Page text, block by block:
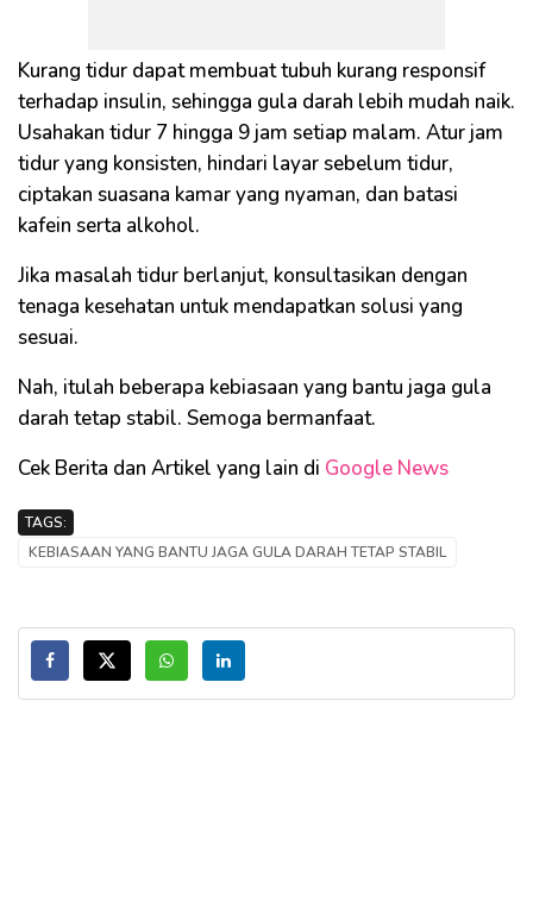
Kurang tidur dapat membuat tubuh kurang responsif
terhadap insulin, sehingga gula darah lebih mudah naik.
Usahakan tidur 7 hingga 9 jam setiap malam. Atur jam
tidur yang konsisten, hindari layar sebelum tidur,
ciptakan suasana kamar yang nyaman, dan batasi
kafein serta alkohol.
Jika masalah tidur berlanjut, konsultasikan dengan
tenaga kesehatan untuk mendapatkan solusi yang
sesuai.
Nah, itulah beberapa kebiasaan yang bantu jaga gula
darah tetap stabil. Semoga bermanfaat.
Cek Berita dan Artikel yang lain di Google News
TAGS:
KEBIASAAN YANG BANTU JAGA GULA DARAH TETAP STABIL